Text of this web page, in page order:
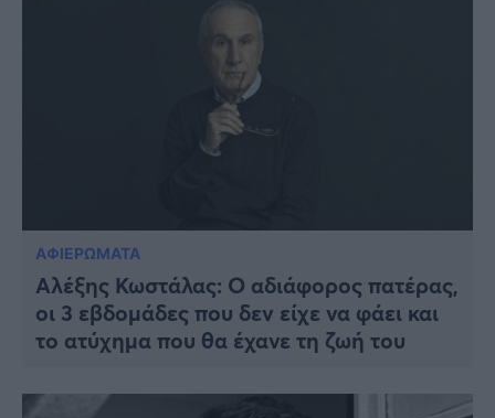
ΑΦΙΕΡΩΜΑΤΑ
Αλέξης Κωστάλας: Ο αδιάφορος πατέρας,
οι 3 εβδομάδες που δεν είχε να φάει και
το ατύχημα που θα έχανε τη ζωή του